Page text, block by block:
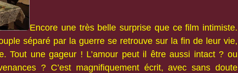
Encore une très belle surprise que ce film intimiste.
séparé par la guerre se retrouve sur la fin de leur vie,
Tout une gageur ! L’amour peut il être aussi intact ? ou
? C’est magnifiquement écrit, avec sans doute